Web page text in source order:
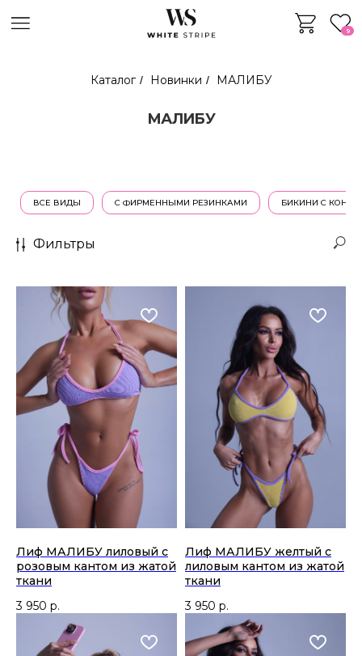
9
Каталог / Новинки / МАЛИБУ
МАЛИБУ
ВСЕ ВИДЫ С ФИРМЕННЫМИ РЕЗИНКАМИ БИКИНИ С
Фильтры
Лиф МАЛИБУ лиловый с
розовым кантом из жатой
ткани
3 950 р.
Лиф МАЛИБУ желтый с
лиловым кантом из жатой
ткани
3 950 р.